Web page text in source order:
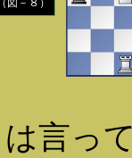
図－８）
言っ